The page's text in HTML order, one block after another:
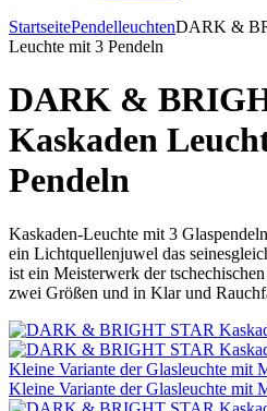
StartseitePendelleuchtenDARK &
Leuchte mit 3 Pendeln
DARK &
Kaskaden
Pendeln
Kaskaden-Leuchte mit 3
ein Lichtquellenjuwel das
ist ein Meisterwerk der
zwei Größen und in Klar und
Kleine Variante der Glasleuchte mit